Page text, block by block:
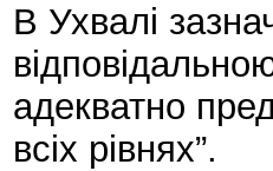
В Ухвалі
адекватно
всіх рівнях”.